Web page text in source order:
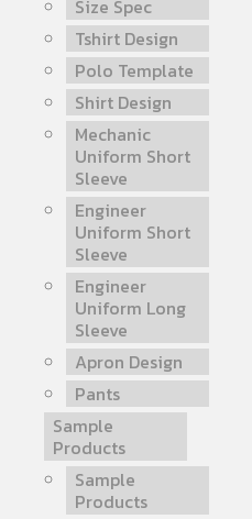
Size Spec
Tshirt Design
Polo Template
Shirt Design
Mechanic
Uniform Short
Sleeve
Engineer
Uniform Short
Sleeve
Engineer
Uniform Long
Sleeve
Apron Design
Pants
Sample
Products
Sample
Products